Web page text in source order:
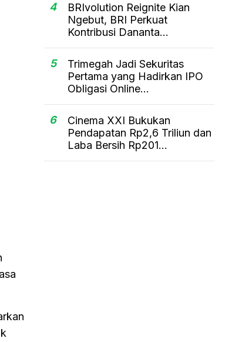
4
BRIvolution Reignite Kian
Ngebut, BRI Perkuat
Kontribusi Dananta...
5
Trimegah Jadi Sekuritas
Pertama yang Hadirkan IPO
Obligasi Online...
6
Cinema XXI Bukukan
Pendapatan Rp2,6 Triliun dan
Laba Bersih Rp201...